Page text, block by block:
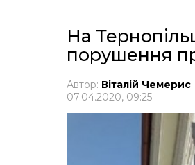
На
порушення
Автор: Віталій Чемерис
07.04.2020, 09:25